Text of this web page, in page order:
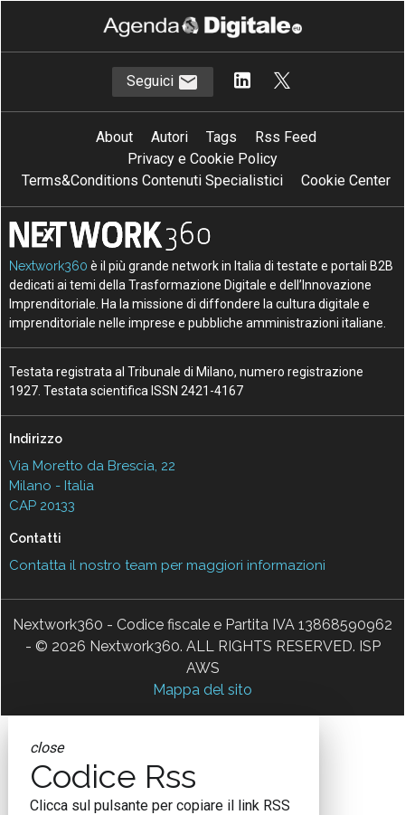
Seguici
About Autori Tags
Rss Feed
Privacy e Cookie Policy
Terms&Conditions Contenuti Specialistici
Cookie Center
Nextwork360 è il più grande network in Italia di testate e portali B2B
dedicati ai temi della Trasformazione Digitale e dell’Innovazione
Imprenditoriale. Ha la missione di diffondere la cultura digitale e
imprenditoriale nelle imprese e pubbliche amministrazioni italiane.
Testata registrata al Tribunale di Milano, numero registrazione
1927. Testata scientifica ISSN 2421-4167
Indirizzo
Via Moretto da Brescia, 22
Milano - Italia
CAP 20133
Contatti
Contatta il nostro team per maggiori informazioni
Nextwork360 - Codice fiscale e Partita IVA 13868590962
- © 2026 Nextwork360. ALL RIGHTS RESERVED. ISP
AWS
Mappa del sito
close
Codice Rss
Clicca sul pulsante per copiare il link RSS